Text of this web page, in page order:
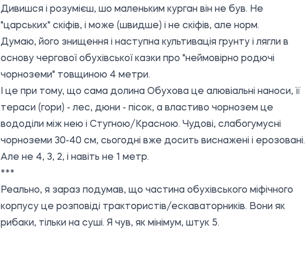
Дивишся і розумієш, шо маленьким курган він не був. Не
"царських" скіфів, і може (швидше) і не скіфів, але норм.
Думаю, його знищення і наступна культивація грунту і лягли в
основу чергової обухівської казки про "неймовірно родючі
чорноземи" товщиною 4 метри.
І це при тому, що сама долина Обухова це алювіальні наноси, її
тераси (гори) - лес, дюни - пісок, а властиво чорнозем це
вододіли між нею і Стугною/Красною. Чудові, слабогумусні
чорноземи 30-40 см, сьогодні вже досить виснажені і ерозовані.
Але не 4, 3, 2, і навіть не 1 метр.
***
Реально, я зараз подумав, що частина обухівського міфічного
корпусу це розповіді трактористів/ескаваторників. Вони як
рибаки, тільки на суші. Я чув, як мінімум, штук 5.